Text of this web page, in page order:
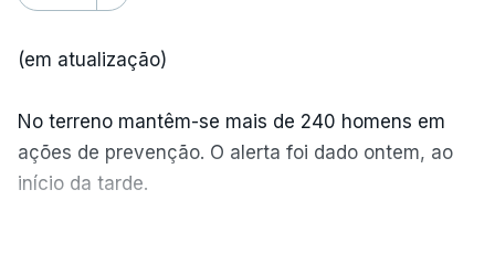
(em atualização)
No terreno mantêm-se mais de 240 homens em
ações de prevenção. O alerta foi dado ontem, ao
início da tarde.